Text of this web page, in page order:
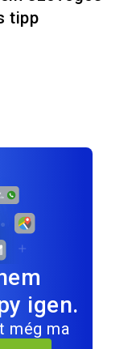
tipp
igen.
még ma